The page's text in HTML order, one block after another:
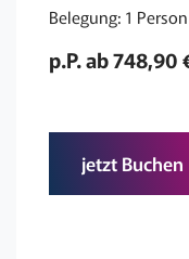
Belegung: 1 Person
p.P. ab 748,90
jetzt Buchen